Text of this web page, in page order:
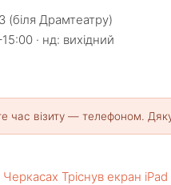
Драмтеатру)
· нд: вихідний
час візиту — телефоном.
Тріснув екран